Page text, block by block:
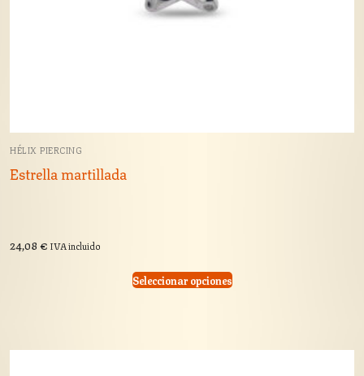
HÉLIX PIERCING
Estrella martillada
24,08€ IVA incluido
Seleccionar opciones